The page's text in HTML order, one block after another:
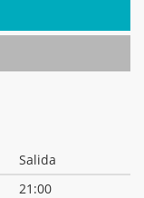
Salida
21:00